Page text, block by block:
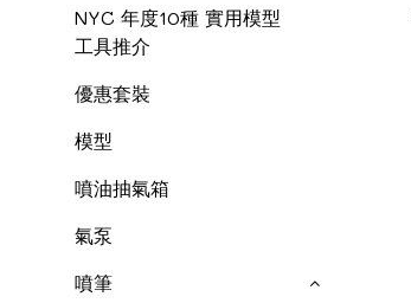
NYC 年度10種 實用模型
工具推介
優惠套裝
模型
噴油抽氣箱
氣泵
噴筆